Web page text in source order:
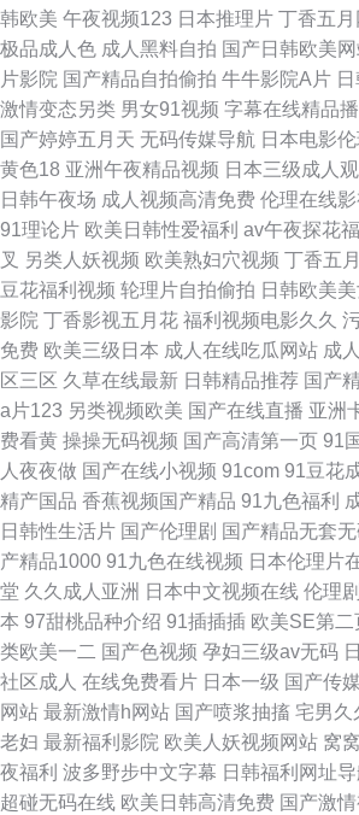
韩欧美 午夜视频123 日本推理片 丁香五
极品成人色 成人黑料自拍 国产日韩欧美
片影院 国产精品自拍偷拍 牛牛影院A片
激情变态另类 男女91视频 字幕在线精品
国产婷婷五月天 无码传媒导航 日本电影
黄色18 亚洲午夜精品视频 日本三级成人
日韩午夜场 成人视频高清免费 伦理在线
91理论片 欧美日韩性爱福利 av午夜探花
叉 另类人妖视频 欧美熟妇穴视频 丁香五
豆花福利视频 轮理片自拍偷拍 日韩欧美
影院 丁香影视五月花 福利视频电影久久
免费 欧美三级日本 成人在线吃瓜网站 成
区三区 久草在线最新 日韩精品推荐 国产
a片123 另类视频欧美 国产在线直播 亚洲
费看黄 操操无码视频 国产高清第一页 91
人夜夜做 国产在线小视频 91com 91豆花
精产国品 香蕉视频国产精品 91九色福利
日韩性生活片 国产伦理剧 国产精品无套
产精品1000 91九色在线视频 日本伦理片
堂 久久成人亚洲 日本中文视频在线 伦理
本 97甜桃品种介绍 91插插插 欧美SE第二
类欧美一二 国产色视频 孕妇三级av无码
社区成人 在线免费看片 日本一级 国产传
网站 最新激情h网站 国产喷浆抽搐 宅男久
老妇 最新福利影院 欧美人妖视频网站 窝
夜福利 波多野步中文字幕 日韩福利网址
超碰无码在线 欧美日韩高清免费 国产激